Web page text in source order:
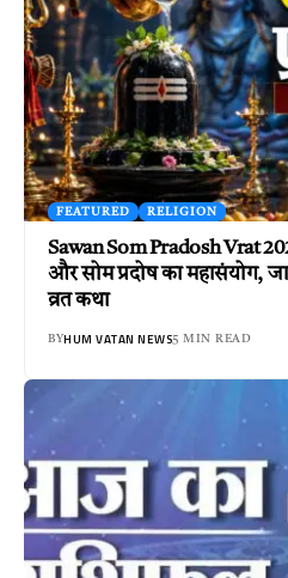
FEATURED RELIGION
Sawan Som Pradosh Vrat
और सोम प्रदोष का महासंयोग,
व्रत कथा
BYHUM VATAN NEWS5 MIN READ